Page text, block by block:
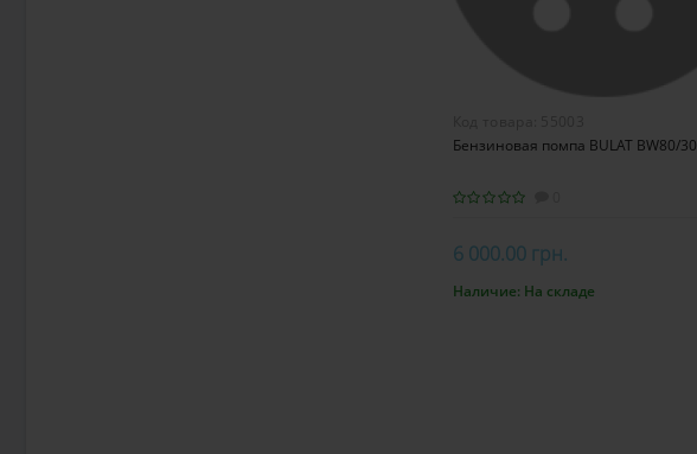
Бензиновая помпа BULAT BW80/30
6 000.00 грн.
В корзину
Наличие: На складе